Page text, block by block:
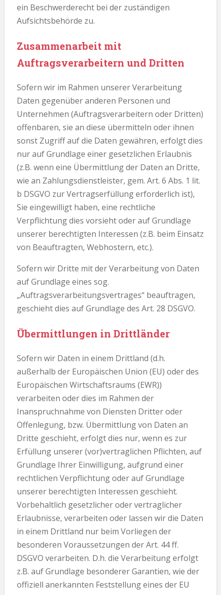
ein Beschwerderecht bei der zuständigen
Aufsichtsbehörde zu.
Zusammenarbeit mit
Auftragsverarbeitern und Dritten
Sofern wir im Rahmen unserer Verarbeitung
Daten gegenüber anderen Personen und
Unternehmen (Auftragsverarbeitern oder Dritten)
offenbaren, sie an diese übermitteln oder ihnen
sonst Zugriff auf die Daten gewähren, erfolgt dies
nur auf Grundlage einer gesetzlichen Erlaubnis
(z.B. wenn eine Übermittlung der Daten an Dritte,
wie an Zahlungsdienstleister, gem. Art. 6 Abs. 1 lit.
b DSGVO zur Vertragserfüllung erforderlich ist),
Sie eingewilligt haben, eine rechtliche
Verpflichtung dies vorsieht oder auf Grundlage
unserer berechtigten Interessen (z.B. beim Einsatz
von Beauftragten, Webhostern, etc.).
Sofern wir Dritte mit der Verarbeitung von Daten
auf Grundlage eines sog.
„Auftragsverarbeitungsvertrages“ beauftragen,
geschieht dies auf Grundlage des Art. 28 DSGVO.
Übermittlungen in Drittländer
Sofern wir Daten in einem Drittland (d.h.
außerhalb der Europäischen Union (EU) oder des
Europäischen Wirtschaftsraums (EWR))
verarbeiten oder dies im Rahmen der
Inanspruchnahme von Diensten Dritter oder
Offenlegung, bzw. Übermittlung von Daten an
Dritte geschieht, erfolgt dies nur, wenn es zur
Erfüllung unserer (vor)vertraglichen Pflichten, auf
Grundlage Ihrer Einwilligung, aufgrund einer
rechtlichen Verpflichtung oder auf Grundlage
unserer berechtigten Interessen geschieht.
Vorbehaltlich gesetzlicher oder vertraglicher
Erlaubnisse, verarbeiten oder lassen wir die Daten
in einem Drittland nur beim Vorliegen der
besonderen Voraussetzungen der Art. 44 ff.
DSGVO verarbeiten. D.h. die Verarbeitung erfolgt
z.B. auf Grundlage besonderer Garantien, wie der
offiziell anerkannten Feststellung eines der EU